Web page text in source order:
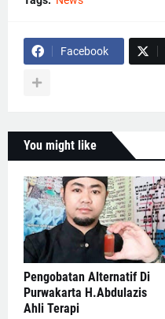
Facebook
You might like
Pengobatan Alternatif Di
Purwakarta H.Abdulazis
Ahli Terapi